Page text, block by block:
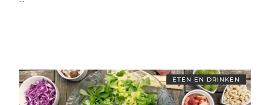
ETEN EN DRINKEN